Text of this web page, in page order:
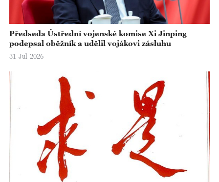
Předseda Ústřední vojenské komise Xi Jinping
podepsal oběžník a udělil vojákovi zásluhu
31-Jul-2026